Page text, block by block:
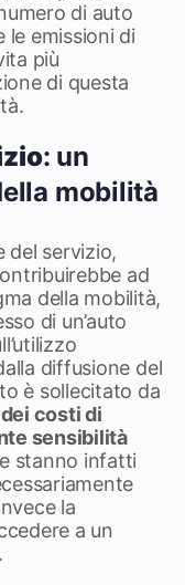
di auto
le emissioni di
più
di questa
: un
mobilità
del servizio,
ad
della mobilità,
di un’auto
diffusione del
è sollecitato da
dei costi di
sensibilità
stanno infatti
la
a un